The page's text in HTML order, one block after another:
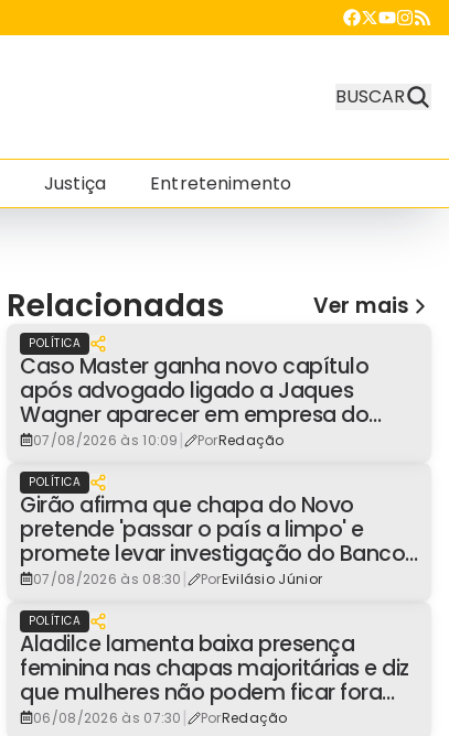
BUSCAR
Justiça Entretenimento
Relacionadas Ver mais
POLÍTICA
Caso Master ganha novo capítulo
após advogado ligado a Jaques
Wagner aparecer em empresa do
consignado
07/08/2026 às 10:09 | PorRedação
POLÍTICA
Girão afirma que chapa do Novo
pretende 'passar o país a limpo' e
promete levar investigação do Banco
Master à Presidência
07/08/2026 às 08:30 | PorEvilásio Júnior
POLÍTICA
Aladilce lamenta baixa presença
feminina nas chapas majoritárias e diz
que mulheres não podem ficar fora
dos espaços de poder
06/08/2026 às 07:30 | PorRedação